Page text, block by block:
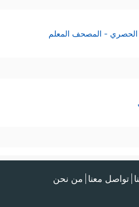
الحصري - المصحف المعلم
تواصل معنا من نحن